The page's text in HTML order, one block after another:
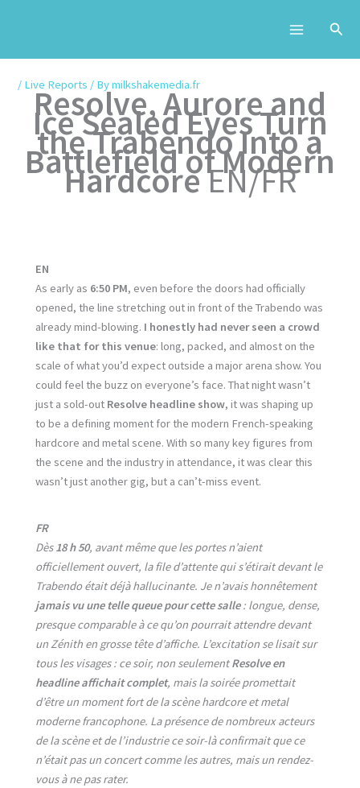
/ Live Reports / Bymilkshakemedia.fr
Resolve, Aurore and
Ice Sealed Eyes Turn
the Trabendo Into a
Battlefield of Modern
HardcoreEN/FR
EN
As early as 6:50 PM, even before the doors had officially
opened, the line stretching out in front of the Trabendo was
already mind-blowing. I honestly had never seen a crowd
like that for this venue: long, packed, and almost on the
scale of what you’d expect outside a major arena show. You
could feel the buzz on everyone’s face. That night wasn’t
just a sold-out Resolve headline show, it was shaping up
to be a defining moment for the modern French-speaking
hardcore and metal scene. With so many key figures from
the scene and the industry in attendance, it was clear this
wasn’t just another gig, but a can’t-miss event.
FR
Dès18 h 50, avant même que les portes n’aient
officiellement ouvert, la file d’attente qui s’étirait devant le
Trabendo était déjà hallucinante. Je n’avais honnêtement
jamais vu une telle queue pour cette salle: longue, dense,
presque comparable à ce qu’on pourrait attendre devant
un Zénith en grosse tête d’affiche. L’excitation se lisait sur
tous les visages : ce soir, non seulementResolve en
headline affichait complet, mais la soirée promettait
d’être un moment fort de la scène hardcore et metal
moderne francophone. La présence de nombreux acteurs
de la scène et de l’industrie ce soir-là confirmait que ce
n’était pas un concert comme les autres, mais un rendez-
vous à ne pas rater.